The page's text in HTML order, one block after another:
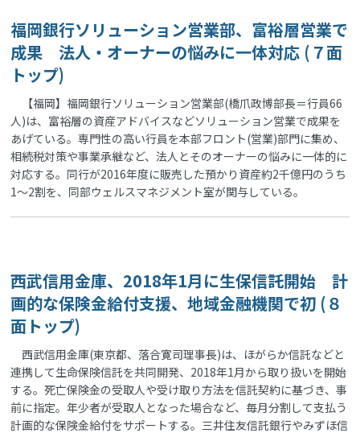
福岡銀行ソリューション営業部、富裕層営業で
成果 法人・オーナーの悩みに一体対応 (７面
トップ)
【福岡】福岡銀行ソリューション営業部(橋爪政博部長＝行員66
人)は、富裕層の資産アドバイスなどソリューション営業で成果を
あげている。専門性の高い行員を本部フロント(営業)部門に集め、
相続税対策や事業承継など、法人とそのオーナーの悩みに一体的に
対応する。同行が2016年度に販売した預かり資産約2千億円のうち
1～2割を、同部ウェルスマネジメント室が関与している。
西武信用金庫、2018年1月に生保信託開始 計
画的な保険金給付支援、地域金融機関で初 (８
面トップ)
西武信用金庫(東京都、落合寛司理事長)は、ほがらか信託などと
連携して生命保険信託を共同開発、2018年1月から取り扱いを開始
する。死亡保険金の受取人や受け取り方法を信託契約に基づき、事
前に指定。年少者が受取人となった場合など、毎月分割して支払う
計画的な保険金給付をサポートする。三井住友信託銀行やみずほ信